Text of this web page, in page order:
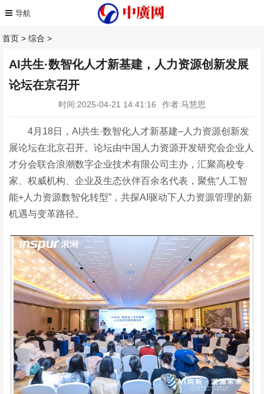
首页 >综合 >
AI共生·数智化人才新基建，人力资源创新发展
论坛在京召开
时间:2025-04-21 14:41:16 作者:马慧思
4月18日，AI共生·数智化人才新基建–人力资源创新发
展论坛在北京召开。论坛由中国人力资源开发研究会企业人
才分会联合浪潮数字企业技术有限公司主办，汇聚高校专
家、权威机构、企业及生态伙伴百余名代表，聚焦“人工智
能+人力资源数智化转型”，共探AI驱动下人力资源管理的新
机遇与变革路径。